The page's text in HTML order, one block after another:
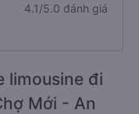
4.1/5.0 đánh giá
limousine đi
Mới - An